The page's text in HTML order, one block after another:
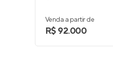
Venda a partir de
R$ 92.000